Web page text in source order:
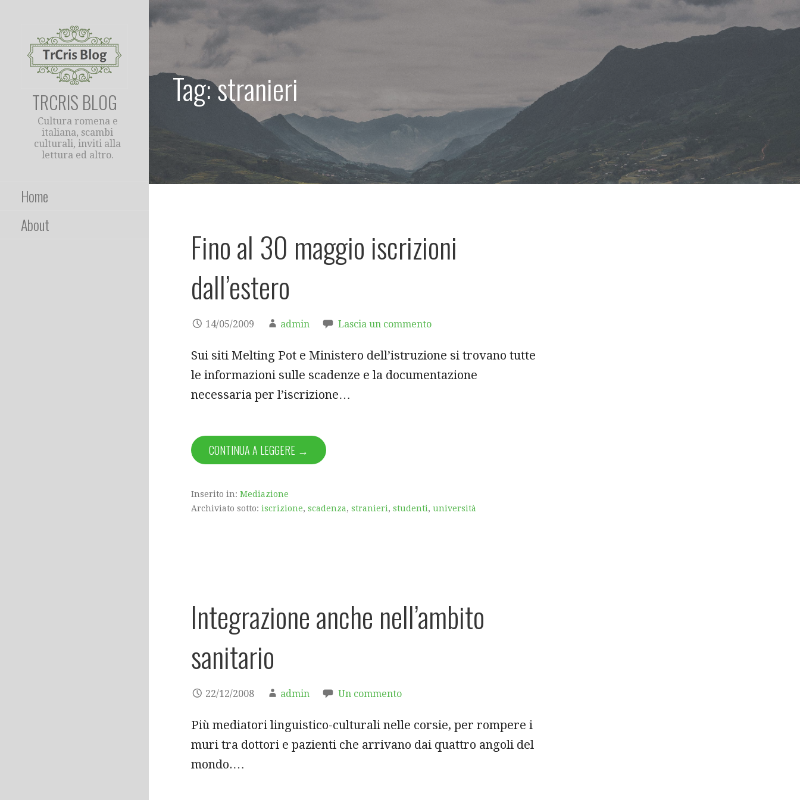
al
TRCRIS BLOG
Cultura romena e
italiana, scambi
culturali, inviti alla
lettura ed altro.
Home
About
Tag: stranieri
Fino al 30 maggio iscrizioni
dall’estero
14/05/2009 admin Lascia un commento
Sui siti Melting Pot e Ministero dell’istruzione si trovano tutte
le informazioni sulle scadenze e la documentazione
necessaria per l’iscrizione…
CONTINUA A LEGGERE →
Inserito in: Mediazione
Archiviato sotto: iscrizione, scadenza, stranieri, studenti, università
Integrazione anche nell’ambito
sanitario
22/12/2008 admin Un commento
Più mediatori linguistico-culturali nelle corsie, per rompere i
muri tra dottori e pazienti che arrivano dai quattro angoli del
mondo.…